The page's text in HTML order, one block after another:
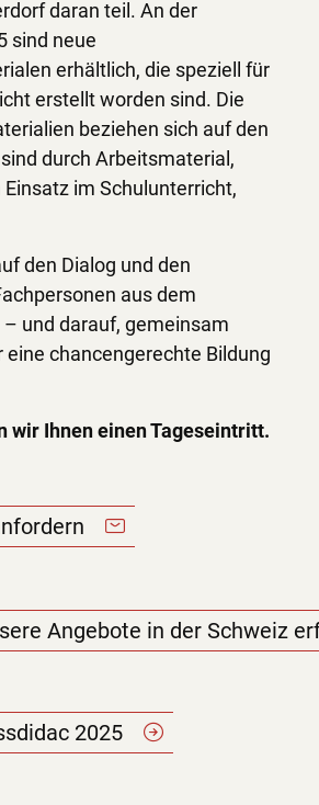
daran teil. An der
sind neue
erhältlich, die speziell für
erstellt worden sind. Die
beziehen sich auf den
durch Arbeitsmaterial,
im Schulunterricht,
den Dialog und den
aus dem
und darauf, gemeinsam
eine chancengerechte Bildung
wir Ihnen einen Tageseintritt.
Angebote in der Schweiz
2025